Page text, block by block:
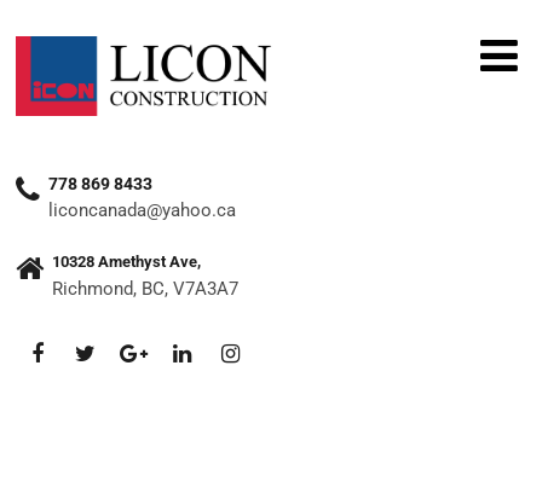
778 869 8433
liconcanada@yahoo.ca
10328 Amethyst Ave,
Richmond, BC, V7A3A7